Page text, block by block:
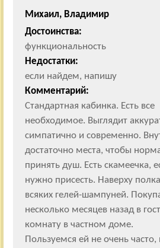
Михаил, Владимир
Достоинства:
функциональность
Недостатки:
если найдем, напишу
Комментарий:
Стандартная кабинка. Есть все
необходимое. Выглядит
симпатично и современно.
достаточно места, чтобы
принять душ. Есть скамеечка,
нужно присесть. Наверху
всяких гелей-шампуней.
несколько месяцев назад в
комнату в частном доме.
Пользуемся ей не очень часто,